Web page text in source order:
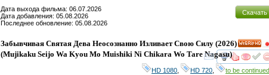
Скачать
Дата выхода фильма: 06.07.2026
Дата добавления: 05.08.2026
Последнее обновление: 05.08.2026
HD
Забывчивая Святая Дева Неосознанно Изливает Свою Силу (2026)
(Mujikaku Seijo Wa Kyou Mo Muishiki Ni Chikara Wo Tare Nagasu)
HD 1080 HD 720 to be